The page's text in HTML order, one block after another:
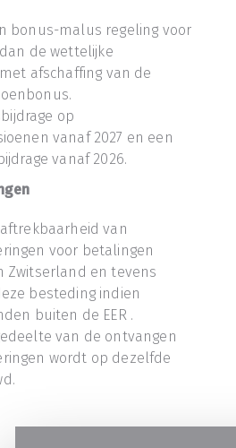
bonus-malus regeling voor
de wettelijke
afschaffing van de
op
vanaf 2027 en een
vanaf 2026.
van
voor betalingen
Zwitserland en tevens
besteding indien
buiten de EER .
van de ontvangen
wordt op dezelfde